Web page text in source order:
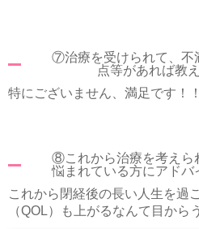
⑦治療を受けられて、不
点等があれば教
特にございません、満足です！！
⑧これから治療を考えら
悩まれている方にアドバ
これから閉経後の長い人生を過
（QOL）も上がるなんて目から